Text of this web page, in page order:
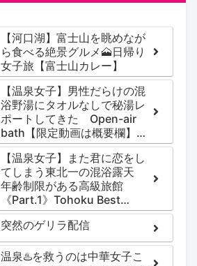
【河口湖】富士山を眺めなが
ら食べる絶景グルメ🗻日帰り
女子旅【富士山カレー】
【温泉女子】男性だらけの混
浴野湯にタオルなしで秘湯レ
ポートしてきた Open-air
bath【限定動画は概要欄】尻
焼温泉郷 川の湯
【温泉女子】また君に恋をし
てしまう東北一の混浴露天
年齢制限がある高級旅館
《Part.1》Tohoku Best
Secret hotspring #japan
#koteno
突然のゲリラ配信
温泉♨️を救うのは中華女子こ